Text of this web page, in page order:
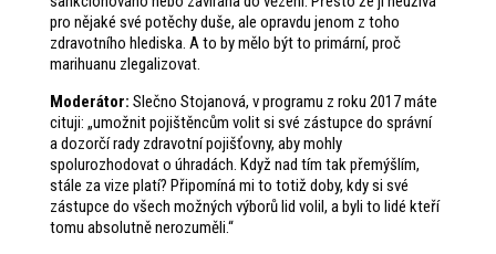
pro nějaké své potěchy duše, ale opravdu jenom z toho
zdravotního hlediska. A to by mělo být to primární, proč
marihuanu zlegalizovat.
Moderátor: Slečno Stojanová, v programu z roku 2017 máte
cituji: „umožnit pojištěncům volit si své zástupce do správní
a dozorčí rady zdravotní pojišťovny, aby mohly
spolurozhodovat o úhradách. Když nad tím tak přemýšlím,
stále za vize platí? Připomíná mi to totiž doby, kdy si své
zástupce do všech možných výborů lid volil, a byli to lidé kteří
tomu absolutně nerozuměli.“